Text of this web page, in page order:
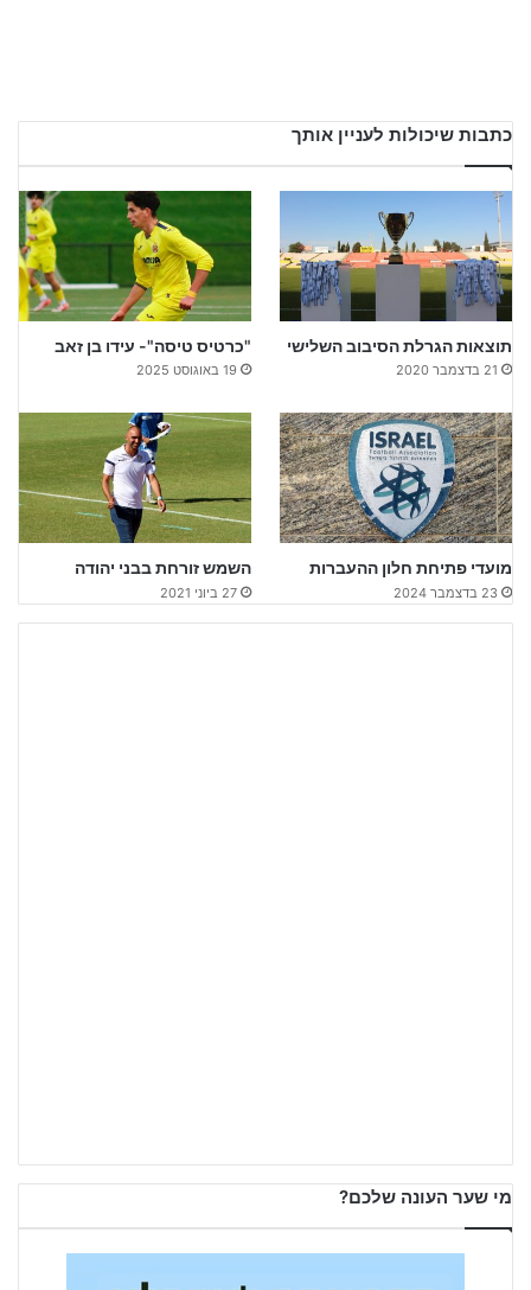
כתבות שיכולות לעניין אותך
תוצאות הגרלת הסיבוב השלישי
21 בדצמבר 2020
"כרטיס טיסה"- עידו בן זאב
19 באוגוסט 2025
מועדי פתיחת חלון ההעברות
23 בדצמבר 2024
השמש זורחת בבני יהודה
27 ביוני 2021
מי שער העונה שלכם?